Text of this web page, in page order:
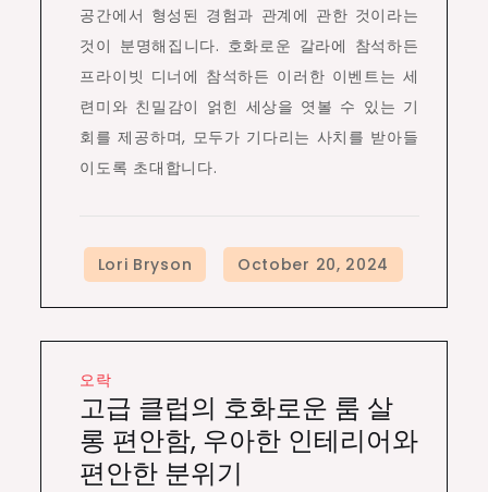
공간에서 형성된 경험과 관계에 관한 것이라는
것이 분명해집니다. 호화로운 갈라에 참석하든
프라이빗 디너에 참석하든 이러한 이벤트는 세
련미와 친밀감이 얽힌 세상을 엿볼 수 있는 기
회를 제공하며, 모두가 기다리는 사치를 받아들
이도록 초대합니다.
오락
고급 클럽의 호화로운 룸 살
롱 편안함, 우아한 인테리어와
편안한 분위기